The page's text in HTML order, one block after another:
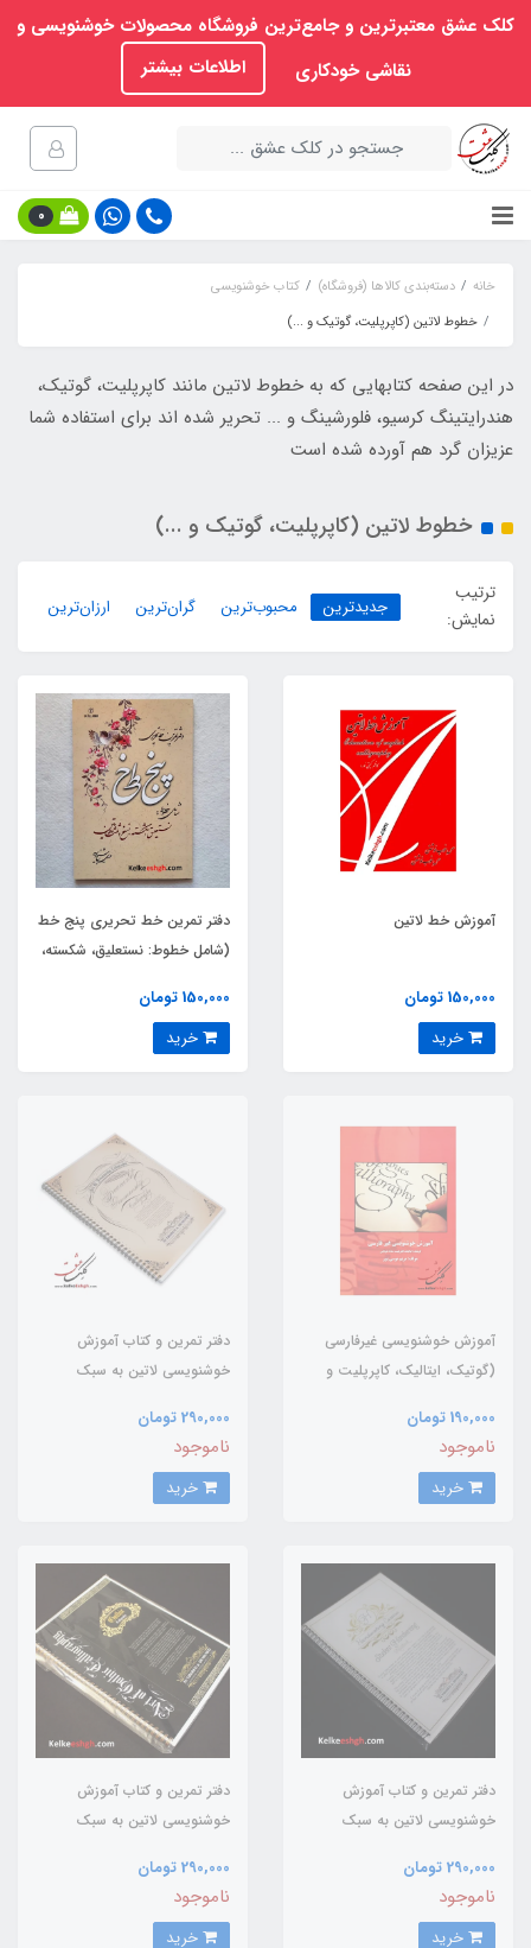
کلک عشق معتبرترین و جامع‌ترین فروشگاه محصولات خوشنویسی و
نقاشی خودکاری
اطلاعات بیشتر
0
خانه دسته‌بندی کالاها (فروشگاه)
کتاب خوشنویسی
خطوط لاتین (کاپرپلیت، گوتیک و ...)
در این صفحه کتابهایی که به خطوط لاتین مانند کاپرپلیت، گوتیک،
هندرایتینگ کرسیو، فلورشینگ و ... تحریر شده اند برای استفاده شما
عزیزان گرد هم آورده شده است
خطوط لاتین (کاپرپلیت، گوتیک و ...)
ترتیب
نمایش:
جدیدترین محبوب‌ترین گران‌ترین ارزان‌ترین
آموزش خط لاتین
150,000 تومان
دفتر تمرین خط تحریری پنج خط
(شامل خطوط: نستعلیق، شکسته،
150,000 تومان
آموزش خوشنویسی غیرفارسی
(گوتیک، ایتالیک، کاپرپلیت و
190,000 تومان
ناموجود
دفتر تمرین و کتاب آموزش
خوشنویسی لاتین به سبک
(ornamental penmanship)290,000 تومان
ناموجود
دفتر تمرین و کتاب آموزش
خوشنویسی لاتین به سبک
(Handwriting Cursive)290,000 تومان
ناموجود
دفتر تمرین و کتاب آموزش
خوشنویسی لاتین به سبک
290,000 تومان
ناموجود